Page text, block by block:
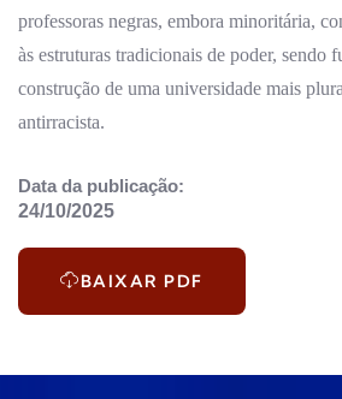
Data da publicação:
24/10/2025
BAIXAR PDF
professoras negras, embora minoritária,
às estruturas tradicionais de poder, sendo
construção de uma universidade mais
antirracista.